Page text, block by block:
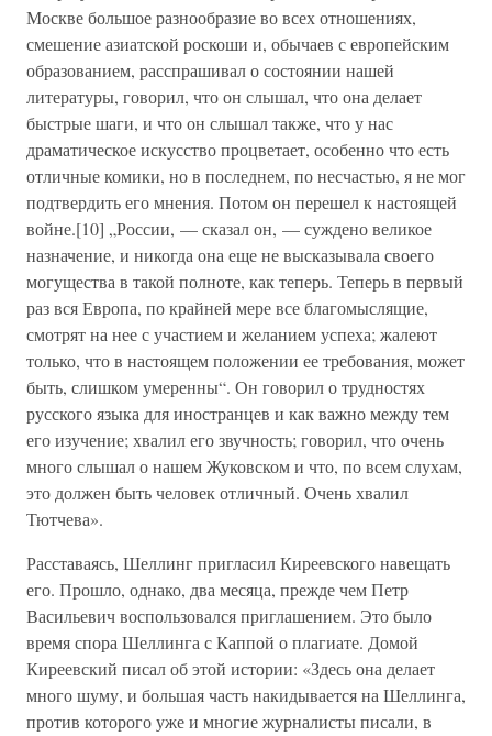
Москве большое разнообразие во всех отношениях,
смешение азиатской роскоши и, обычаев с европейским
образованием, расспрашивал о состоянии нашей
литературы, говорил, что он слышал, что она делает
быстрые шаги, и что он слышал также, что у нас
драматическое искусство процветает, особенно что есть
отличные комики, но в последнем, по несчастью, я не мог
подтвердить его мнения. Потом он перешел к настоящей
войне.[10] „России, — сказал он, — суждено великое
назначение, и никогда она еще не высказывала своего
могущества в такой полноте, как теперь. Теперь в первый
раз вся Европа, по крайней мере все благомыслящие,
смотрят на нее с участием и желанием успеха; жалеют
только, что в настоящем положении ее требования, может
быть, слишком умеренны“. Он говорил о трудностях
русского языка для иностранцев и как важно между тем
его изучение; хвалил его звучность; говорил, что очень
много слышал о нашем Жуковском и что, по всем слухам,
это должен быть человек отличный. Очень хвалил
Тютчева».
Расставаясь, Шеллинг пригласил Киреевского навещать
его. Прошло, однако, два месяца, прежде чем Петр
Васильевич воспользовался приглашением. Это было
время спора Шеллинга с Каппой о плагиате. Домой
Киреевский писал об этой истории: «Здесь она делает
много шуму, и большая часть накидывается на Шеллинга,
против которого уже и многие журналисты писали, в